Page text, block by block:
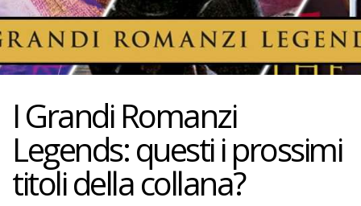
I Grandi Romanzi
Legends: questi i prossimi
titoli della collana?